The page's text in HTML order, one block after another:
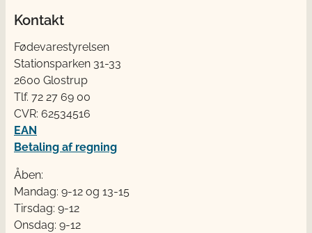
Kontakt
Fødevarestyrelsen
Stationsparken 31-33
2600 Glostrup
Tlf. 72 2​​​7 69 00
CVR: 62534516
EAN
Betaling af regning
Åben:
Mandag: 9-12 og 13-15
Tirsdag: 9-12
Onsdag: 9-12